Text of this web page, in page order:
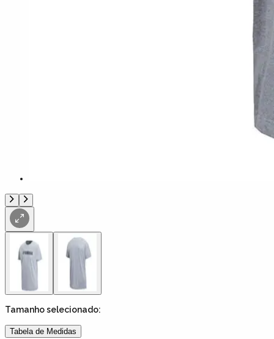
Tamanhoselecionado:
Tabela de Medidas